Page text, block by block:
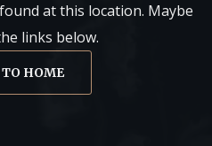
at this location. Maybe
links below.
HOME